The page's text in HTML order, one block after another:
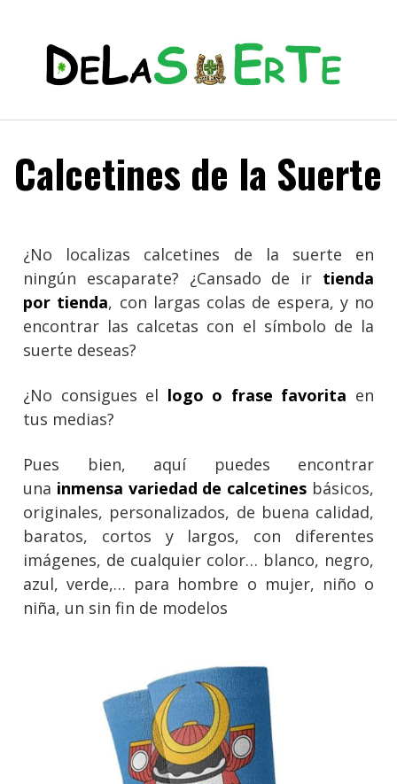
Calcetines de la Suerte
¿No localizas calcetines de la suerte en
ningún escaparate? ¿Cansado de ir tienda
por tienda, con largas colas de espera, y no
encontrar las calcetas con el símbolo de la
suerte deseas?
¿No consigues el logo o frase favorita en
tus medias?
Pues bien, aquí puedes encontrar
una inmensa variedad de calcetines básicos,
originales, personalizados, de buena calidad,
baratos, cortos y largos, con diferentes
imágenes, de cualquier color… blanco, negro,
azul, verde,… para hombre o mujer, niño o
niña, un sin fin de modelos